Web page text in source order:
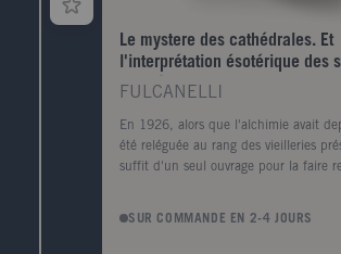
Le mystere des cathédrales. Et
l'interprétation ésotérique des
hermétiques du Grand Oeuvre
FULCANELLI
En 1926, alors que l'alchimie avait
été reléguée au rang des vieilleries
suffit d'un seul ouvrage pour la faire
cathédrales, signé d'un certain
texte unique en son genre, l'auteur se
SUR COMMANDE EN 2-4 JOURS